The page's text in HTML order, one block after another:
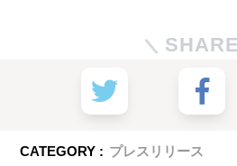
SHARE
CATEGORY : プレスリリース